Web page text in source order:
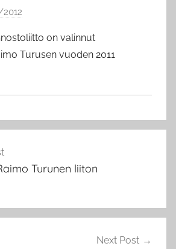
a
d
on valinnut
Turusen vuoden 2011
Turunen liiton
Next Post